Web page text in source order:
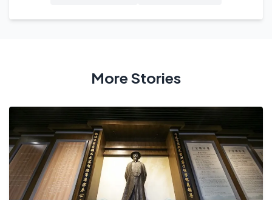
More Stories